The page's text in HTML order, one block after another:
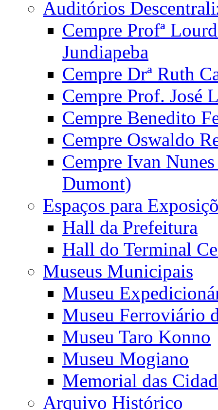
Auditórios
Cempre Profª
Jundiapeba
Cempre Drª Ruth
Cempre Prof. José
Cempre Benedito
Cempre Oswaldo
Cempre Ivan
Dumont)
Espaços para
Hall da Prefeitura
Hall do Terminal
Museus Municipais
Museu
Museu Ferroviário
Museu Taro Konno
Museu Mogiano
Memorial das
Arquivo Histórico